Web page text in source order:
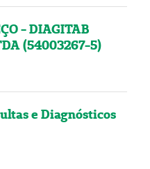
- DIAGITAB
(54003267-5)
e Diagnósticos